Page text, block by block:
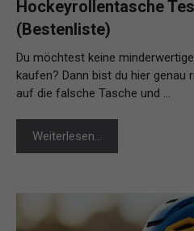
Hockeyrollentasche
(Bestenliste)
Du möchtest keine
kaufen? Dann bist du hier genau
auf die falsche Tasche und …
Weiterlesen…